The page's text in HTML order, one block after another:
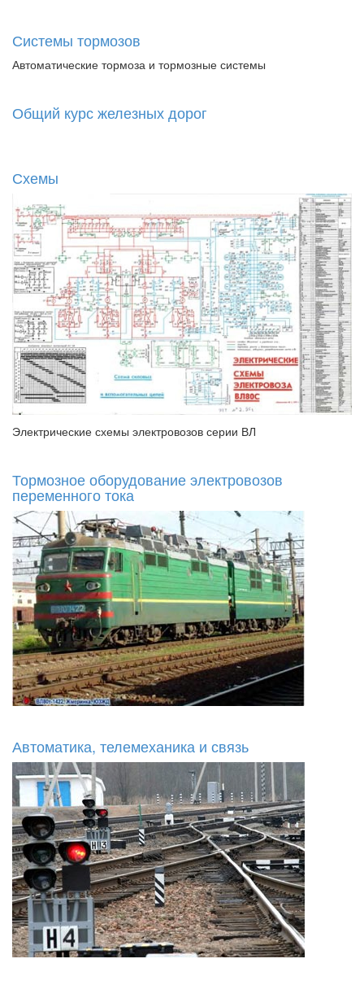
Системы тормозов
Автоматические тормоза и тормозные системы
Общий курс железных дорог
Схемы
Электрические схемы электровозов серии ВЛ
Тормозное оборудование электровозов
переменного тока
Автоматика, телемеханика и связь